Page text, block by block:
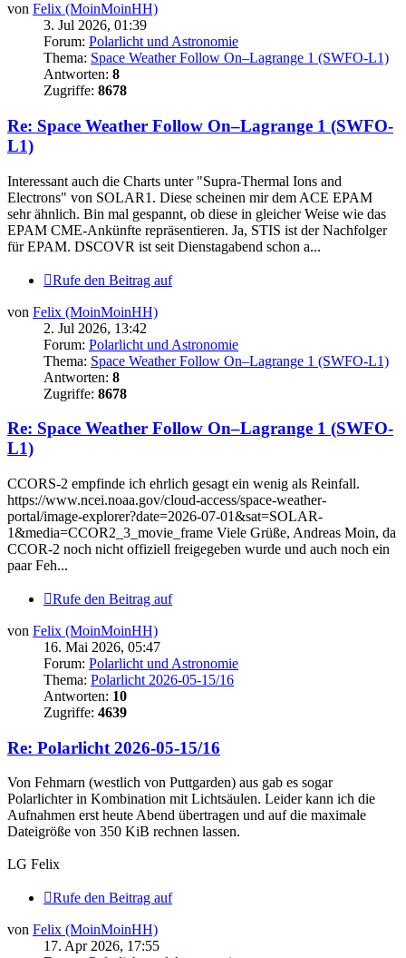
von Felix (MoinMoinHH)
3. Jul 2026, 01:39
Forum: Polarlicht und Astronomie
Thema: Space Weather Follow On–Lagrange 1 (SWFO-L1)
Antworten: 8
Zugriffe: 8678
Re: Space Weather Follow On–Lagrange 1 (SWFO-
L1)
Interessant auch die Charts unter "Supra-Thermal Ions and
Electrons" von SOLAR1. Diese scheinen mir dem ACE EPAM
sehr ähnlich. Bin mal gespannt, ob diese in gleicher Weise wie das
EPAM CME-Ankünfte repräsentieren. Ja, STIS ist der Nachfolger
für EPAM. DSCOVR ist seit Dienstagabend schon a...
Rufe den Beitrag auf
von Felix (MoinMoinHH)
2. Jul 2026, 13:42
Forum: Polarlicht und Astronomie
Thema: Space Weather Follow On–Lagrange 1 (SWFO-L1)
Antworten: 8
Zugriffe: 8678
Re: Space Weather Follow On–Lagrange 1 (SWFO-
L1)
CCORS-2 empfinde ich ehrlich gesagt ein wenig als Reinfall.
https://www.ncei.noaa.gov/cloud-access/space-weather-
portal/image-explorer?date=2026-07-01&sat=SOLAR-
1&media=CCOR2_3_movie_frame Viele Grüße, Andreas Moin, da
CCOR-2 noch nicht offiziell freigegeben wurde und auch noch ein
paar Feh...
Rufe den Beitrag auf
von Felix (MoinMoinHH)
16. Mai 2026, 05:47
Forum: Polarlicht und Astronomie
Thema: Polarlicht 2026-05-15/16
Antworten: 10
Zugriffe: 4639
Re: Polarlicht 2026-05-15/16
Von Fehmarn (westlich von Puttgarden) aus gab es sogar
Polarlichter in Kombination mit Lichtsäulen. Leider kann ich die
Aufnahmen erst heute Abend übertragen und auf die maximale
Dateigröße von 350 KiB rechnen lassen.
LG Felix
Rufe den Beitrag auf
von Felix (MoinMoinHH)
17. Apr 2026, 17:55